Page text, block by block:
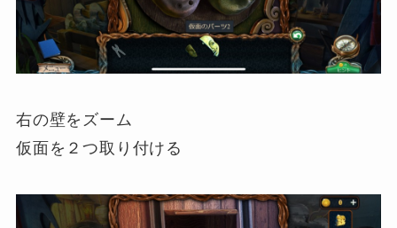
右の壁をズーム
仮面を２つ取り付ける